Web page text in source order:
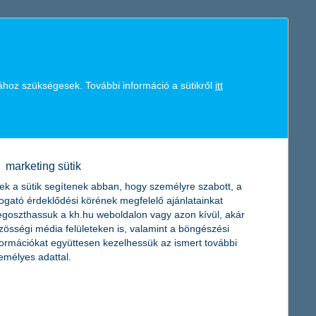
mert a lakatlan nyaralót sokféle kár érheti. Áttekintjük,
sem: a K&H Biztosító online felmérése szerint
szektorban a béren kívüli juttatások kis mértékű
nyújtó cégek aránya. Mint hosszú évek óta mindig, most
a K&H kkv marketing főosztály vezetője.
K&H Biztosítótól
szükségesek. További információ a sütikről itt
marketing sütik
a sütik segítenek abban, hogy személyre szabott, a
érdeklődési körének megfelelő ajánlatainkat
a kh.hu weboldalon vagy azon kívül, akár
média felületeken is, valamint a böngészési
együttesen kezelhessük az ismert további
adattal.